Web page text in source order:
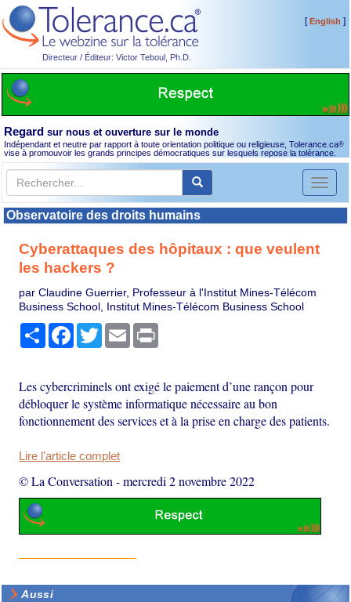
Directeur / Éditeur: Victor Teboul, Ph.D.
[English ]
Regard sur nous et ouverture sur le monde
Indépendant et neutre par rapport à toute orientation politique ou religieuse, Tolerance.ca®
vise à promouvoir les grands principes démocratiques sur lesquels repose la tolérance.
Toggle
Observatoire des droits humains
Cyberattaques des hôpitaux : que veulent
les hackers ?
par Claudine Guerrier, Professeur à l'Institut Mines-Télécom
Business School, Institut Mines-Télécom Business School
PartagerFacebook
TwitterEmail
Les cybercriminels ont exigé le paiement d’une rançon pour
débloquer le système informatique nécessaire au bon
fonctionnement des services et à la prise en charge des patients.
Lire l'article complet
© La Conversation -mercredi 2 novembre 2022
Aussi